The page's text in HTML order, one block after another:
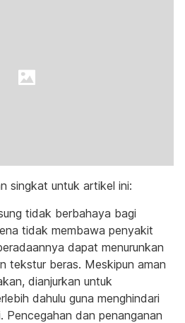
singkat untuk artikel ini:
tidak berbahaya bagi
tidak membawa penyakit
dapat menurunkan
tekstur beras. Meskipun aman
dianjurkan untuk
dahulu guna menghindari
Pencegahan dan penanganan